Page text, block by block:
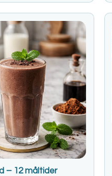
– 12 måltider